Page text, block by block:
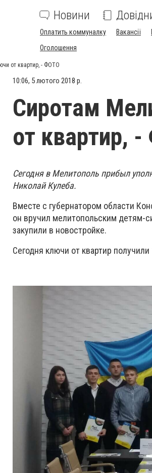
Новини
Оплатить коммуналку Вакансії
Оголошення
от квартир, - ФОТО
10:06, 5 лютого 2018 р.
Сиротам
от квартир,
Сегодня в Мелитополь прибыл
Николай Кулеба.
Вместе с губернатором области
он вручил мелитопольским детям-
закупили в новостройке.
Сегодня ключи от квартир получили